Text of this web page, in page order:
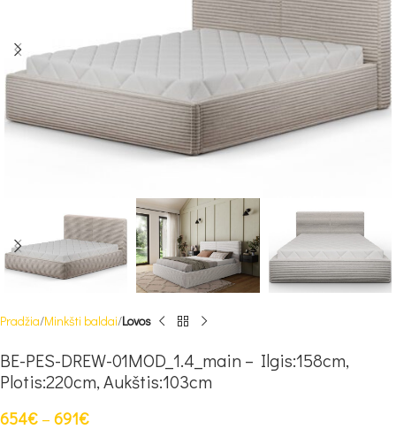
Pradžia Minkšti baldai Lovos
BE-PES-DREW-01MOD_1.4_main – Ilgis:158cm,
Plotis:220cm, Aukštis:103cm
654€ – 691€